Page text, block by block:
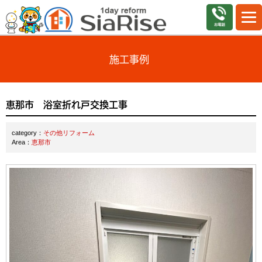
施工事例
恵那市 浴室折れ戸交換工事
category： その他リフォーム
Area： 恵那市